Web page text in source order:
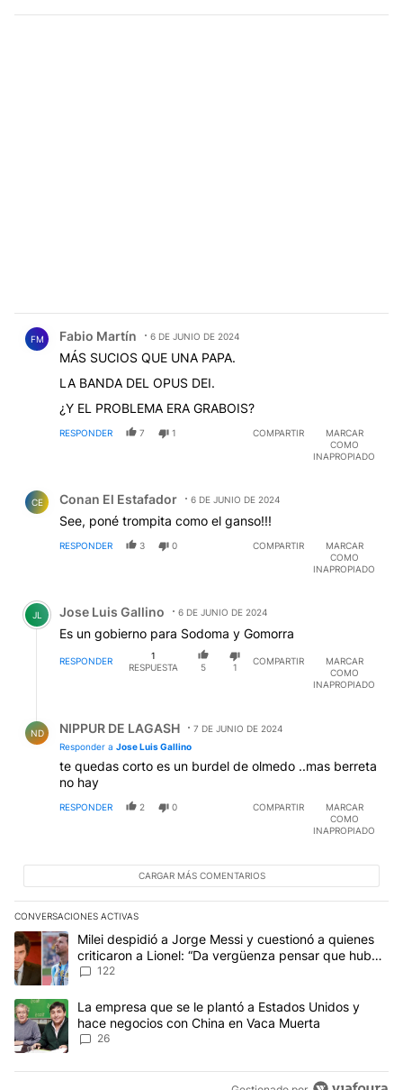
FM Fabio Martín 6 DE JUNIO DE 2024
MÁS SUCIOS QUE UNA PAPA.
LA BANDA DEL OPUS DEI.
¿Y EL PROBLEMA ERA GRABOIS?
RESPONDER 7 1 COMPARTIR
MARCAR
COMO
INAPROPIADO
CE Conan El Estafador 6 DE JUNIO DE 2024
See, poné trompita como el ganso!!!
RESPONDER 3 0 COMPARTIR
MARCAR
COMO
INAPROPIADO
Comentario de Jose Luis Gallino.
JL Jose Luis Gallino 6 DE JUNIO DE 2024
Es un gobierno para Sodoma y Gomorra
RESPONDER
1
RESPUESTA
5 1
COMPARTIR
MARCAR
COMO
INAPROPIADO
ND NIPPUR DE LAGASH
7 DE JUNIO DE 2024
Responder a Jose Luis Gallino
te quedas corto es un burdel de olmedo ..mas berreta
no hay
RESPONDER 2 0 COMPARTIR
MARCAR
COMO
INAPROPIADO
CARGAR MÁS COMENTARIOS
CONVERSACIONES ACTIVAS
Este listado muestra los artículos con más comentarios en los
Un artículo de tendencia con el título "Milei despidió a Jorge
Milei despidió a Jorge Messi y cuestionó a quienes
criticaron a Lionel: “Da vergüenza pensar que hubo
anti-Messi”
122
Un artículo de tendencia con el título "La empresa que se le
La empresa que se le plantó a Estados Unidos y
hace negocios con China en Vaca Muerta
26